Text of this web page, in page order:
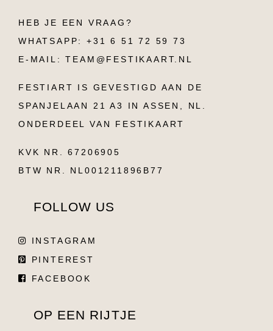
HEB JE EEN VRAAG?
WHATSAPP: +31 6 51 72 59 73
E-MAIL: TEAM@FESTIKAART.NL
FESTIART IS GEVESTIGD AAN DE
SPANJELAAN 21 A3 IN ASSEN, NL.
ONDERDEEL VAN FESTIKAART
KVK NR. 67206905
BTW NR. NL001211896B77
FOLLOW US
INSTAGRAM
PINTEREST
FACEBOOK
OP EEN RIJTJE